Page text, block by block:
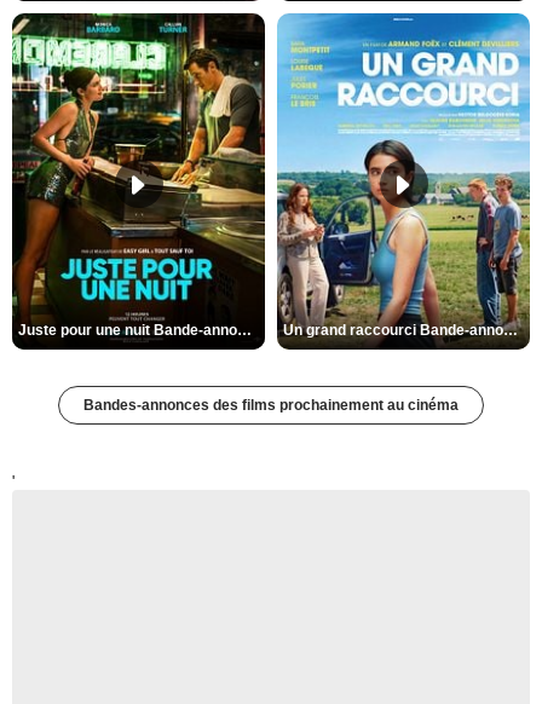
Juste pour une nuit Bande-annonce VO STFR Un grand raccourci Bande-annonce VF
Bandes-annonces des films prochainement au cinéma
'